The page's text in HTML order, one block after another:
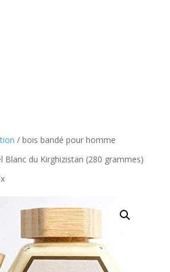
/ bois bandé pour homme
Blanc du Kirghizistan (280 grammes)